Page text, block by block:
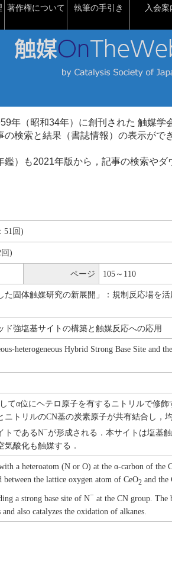
著作権について 執筆の手引き 入会案
年（昭和34年）に創刊された 触媒学
検索と結果（書誌情報）の表示がで
）も2021年版から，記事の検索や
51回)
)
ページ 105～110
た固体触媒研究の新展開」：規制反応場を
ド強塩基サイトの構築と触媒反応への応用
heterogeneous Hybrid Strong Base Site and
てα位にヘテロ原子を有するニトリルで修飾
ニトリルのCN基の炭素原子が共有結合し，
トであるN−が形成される．本サイトは塩基
酸化も触媒する．
a heteroatom (N or O) at the α-carbon of the
between the lattice oxygen atom of CeO2 and the
a strong base site of N− at the CN group. The
and also catalyzes the oxidation of alkanes.